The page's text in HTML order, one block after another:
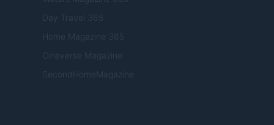
Day Travel 365
Home Magazine 365
Cineverse Magazine
SecondHomeMagazine